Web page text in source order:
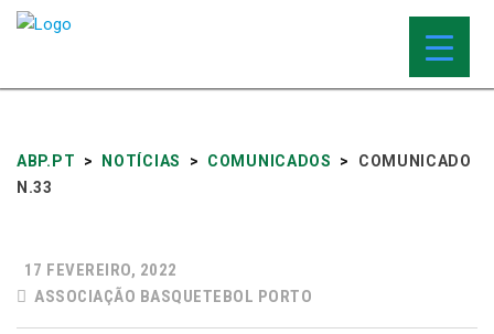
ABP.PT > NOTÍCIAS > COMUNICADOS >
COMUNICADO
N.33
17 FEVEREIRO, 2022
ASSOCIAÇÃO BASQUETEBOL PORTO